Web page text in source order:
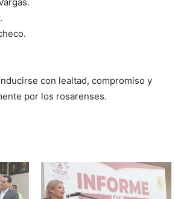
con lealtad, compromiso y
por los rosarenses.